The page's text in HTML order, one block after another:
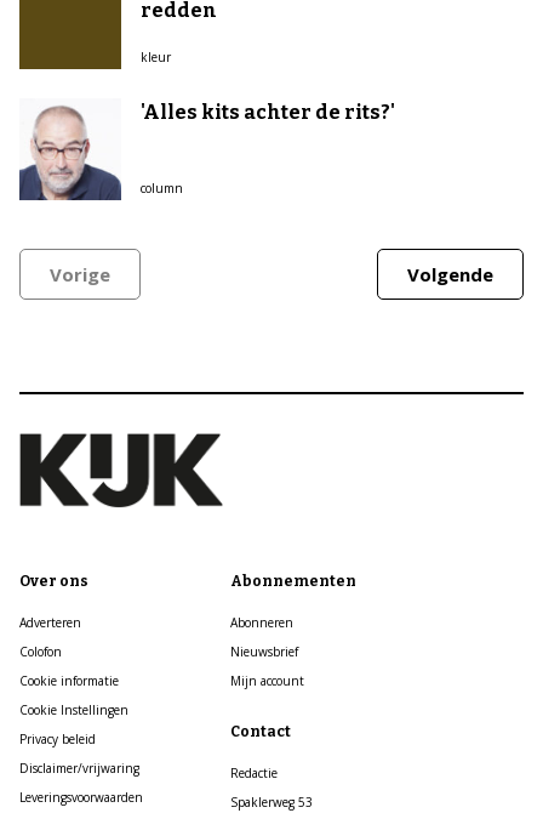
redden
kleur
'Alles kits achter de rits?'
column
Vorige Volgende
Over ons
Adverteren
Colofon
Cookie informatie
Cookie Instellingen
Privacy beleid
Disclaimer/vrijwaring
Leveringsvoorwaarden
Abonnementen
Abonneren
Nieuwsbrief
Mijn account
Contact
Redactie
Spaklerweg 53